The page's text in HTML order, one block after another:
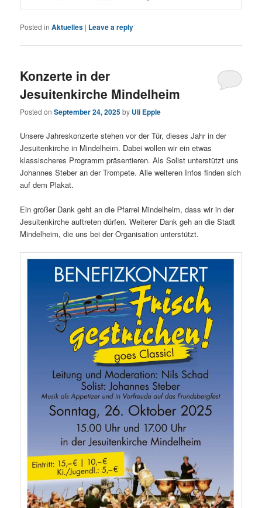
Posted in Aktuelles | Leave a reply
Konzerte in der
Jesuitenkirche Mindelheim
Posted onSeptember 24, 2025by Uli Epple
Unsere Jahreskonzerte stehen vor der Tür, dieses Jahr in der
Jesuitenkirche in Mindelheim. Dabei wollen wir ein etwas
klassischeres Programm präsentieren. Als Solist unterstützt uns
Johannes Steber an der Trompete. Alle weiteren Infos finden sich
auf dem Plakat.
Ein großer Dank geht an die Pfarrei Mindelheim, dass wir in der
Jesuitenkirche auftreten dürfen. Weiterer Dank geh an die Stadt
Mindelheim, die uns bei der Organisation unterstützt.